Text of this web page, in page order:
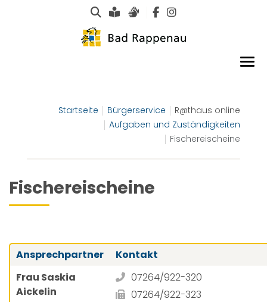
Suche
Leichte Sprache
Gebärdensprachen
Startseite Bürgerservice
R@thaus online
Aufgaben und Zuständigkeiten
Fischereischeine
Fischereischeine
Ansprechpartner
Kontakt
Frau Saskia
Aickelin
07264/922-320
07264/922-323